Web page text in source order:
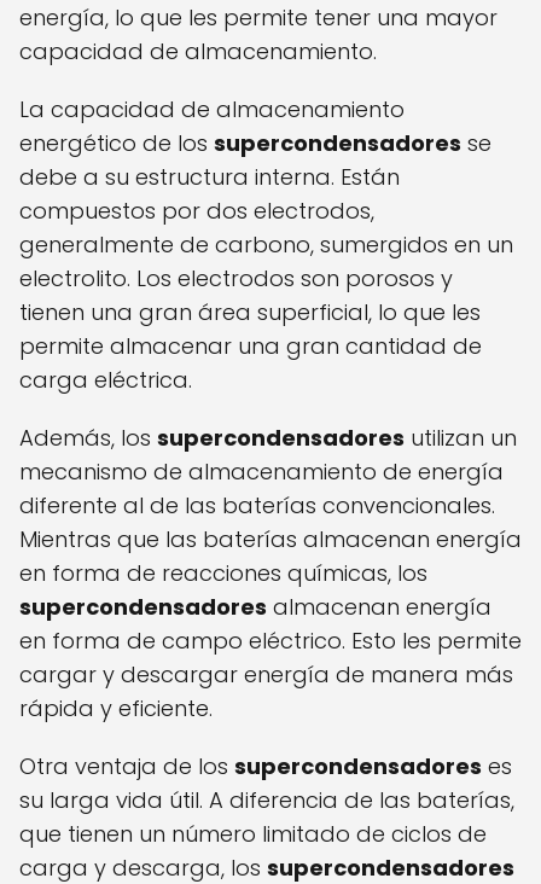
energía, lo que les permite tener una mayor
capacidad de almacenamiento.
La capacidad de almacenamiento
energético de los supercondensadores se
debe a su estructura interna. Están
compuestos por dos electrodos,
generalmente de carbono, sumergidos en un
electrolito. Los electrodos son porosos y
tienen una gran área superficial, lo que les
permite almacenar una gran cantidad de
carga eléctrica.
Además, los supercondensadores utilizan un
mecanismo de almacenamiento de energía
diferente al de las baterías convencionales.
Mientras que las baterías almacenan energía
en forma de reacciones químicas, los
supercondensadores almacenan energía
en forma de campo eléctrico. Esto les permite
cargar y descargar energía de manera más
rápida y eficiente.
Otra ventaja de los supercondensadores es
su larga vida útil. A diferencia de las baterías,
que tienen un número limitado de ciclos de
carga y descarga, los supercondensadores